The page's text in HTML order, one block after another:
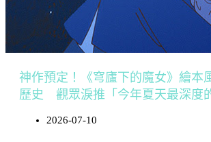
神作預定！《穹廬下的魔女》繪本
歷史 觀眾淚推「今年夏天最深度
2026-07-10